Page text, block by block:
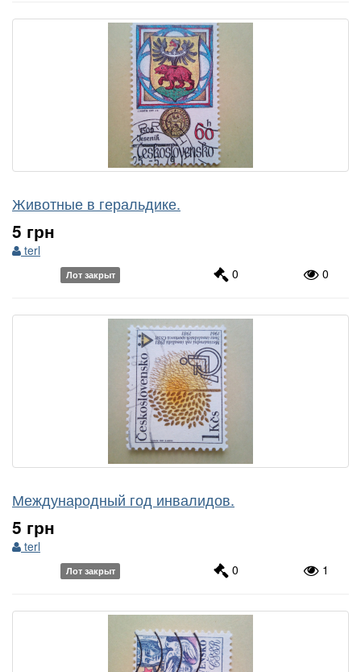
Животные в геральдике.
5 грн
terl
Лот закрыт 0 0
Международный год инвалидов.
5 грн
terl
Лот закрыт 0 1